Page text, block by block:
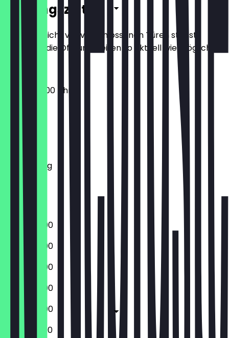
Öffnungszeiten
Damit du nicht vor verschlossenen Türen stehst,
halten wir die Öffnungszeiten so aktuell wie möglich.
09:00 - 22:00 Uhr
Montag
Dienstag
Mittwoch
Donnerstag
Freitag
Samstag
Sonntag
17:00 - 22:00
17:00 - 22:00
17:00 - 22:00
17:00 - 22:00
17:00 - 23:00
12:00 - 23:00